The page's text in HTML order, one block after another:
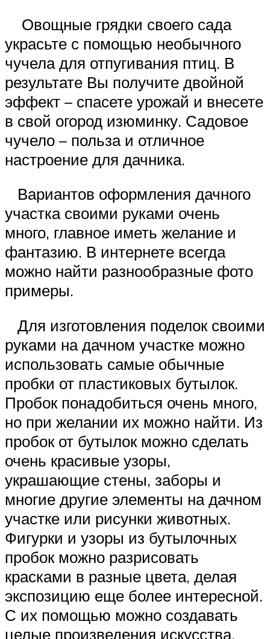
Овощные грядки своего сада
украсьте с помощью необычного
чучела для отпугивания птиц. В
результате Вы получите двойной
эффект – спасете урожай и внесете
в свой огород изюминку. Садовое
чучело – польза и отличное
настроение для дачника.
Вариантов оформления дачного
участка своими руками очень
много, главное иметь желание и
фантазию. В интернете всегда
можно найти разнообразные фото
примеры.
Для изготовления поделок своими
руками на дачном участке можно
использовать самые обычные
пробки от пластиковых бутылок.
Пробок понадобиться очень много,
но при желании их можно найти. Из
пробок от бутылок можно сделать
очень красивые узоры,
украшающие стены, заборы и
многие другие элементы на дачном
участке или рисунки животных.
Фигурки и узоры из бутылочных
пробок можно разрисовать
красками в разные цвета, делая
экспозицию еще более интересной.
С их помощью можно создавать
целые произведения искусства.